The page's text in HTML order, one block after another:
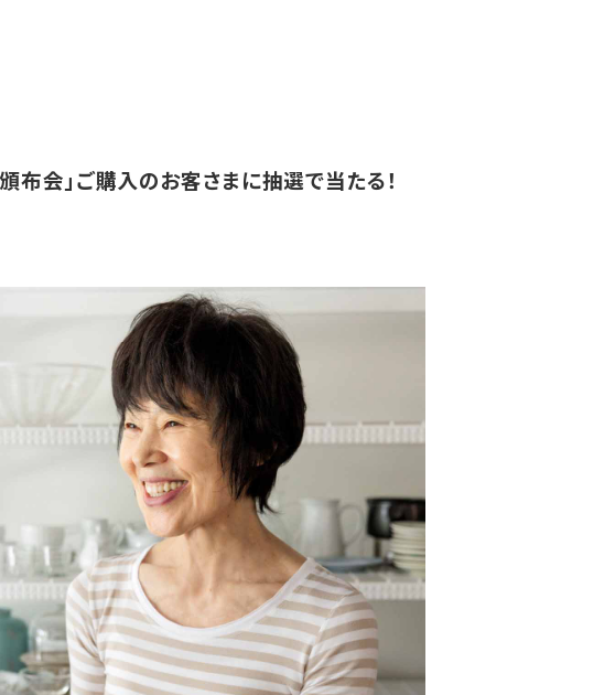
会」ご購入のお客さまに抽選で当たる！